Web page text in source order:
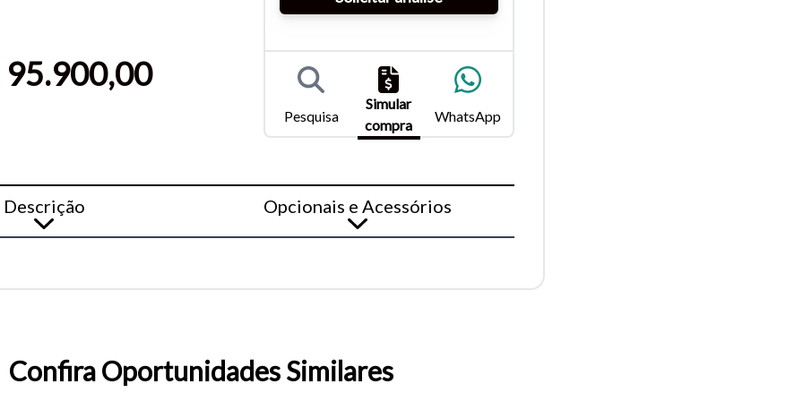
Fechar
95.900,00
Pesquisa
Simular
compra
WhatsApp
Descrição Opcionais e Acessórios
Confira Oportunidades Similares